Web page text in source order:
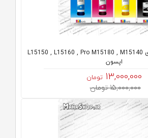
جوهر اصلی پرینترهای L15150 , L15160 , Pro M15180 , M15140
اپسون
13,000,000 تومان
15,000,000 تومان